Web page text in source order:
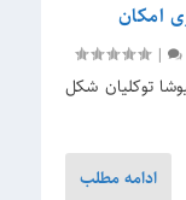
امکان
|
توکلیان شکل
ادامه مطلب